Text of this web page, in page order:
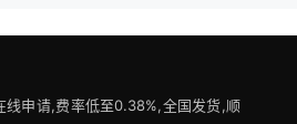
线申请,费率低至0.38%,全国发货,顺